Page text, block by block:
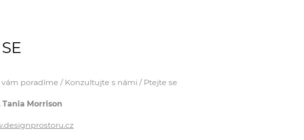
vám poradíme / Konzultujte s námi / Ptejte se
Tania Morrison